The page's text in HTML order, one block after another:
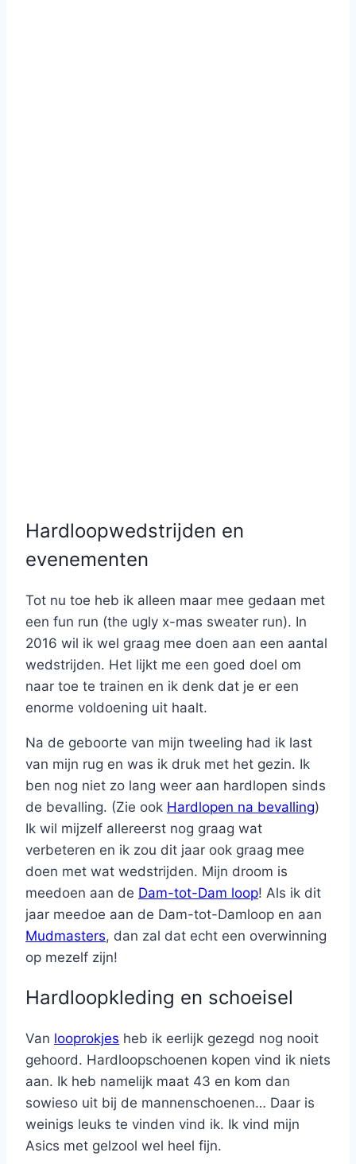
Hardloopwedstrijden en
evenementen
Tot nu toe heb ik alleen maar mee gedaan met
een fun run (the ugly x-mas sweater run). In
2016 wil ik wel graag mee doen aan een aantal
wedstrijden. Het lijkt me een goed doel om
naar toe te trainen en ik denk dat je er een
enorme voldoening uit haalt.
Na de geboorte van mijn tweeling had ik last
van mijn rug en was ik druk met het gezin. Ik
ben nog niet zo lang weer aan hardlopen sinds
de bevalling. (Zie ook Hardlopen na bevalling)
Ik wil mijzelf allereerst nog graag wat
verbeteren en ik zou dit jaar ook graag mee
doen met wat wedstrijden. Mijn droom is
meedoen aan de Dam-tot-Dam loop! Als ik dit
jaar meedoe aan de Dam-tot-Damloop en aan
Mudmasters, dan zal dat echt een overwinning
op mezelf zijn!
Hardloopkleding en schoeisel
Van looprokjes heb ik eerlijk gezegd nog nooit
gehoord. Hardloopschoenen kopen vind ik niets
aan. Ik heb namelijk maat 43 en kom dan
sowieso uit bij de mannenschoenen… Daar is
weinigs leuks te vinden vind ik. Ik vind mijn
Asics met gelzool wel heel fijn.